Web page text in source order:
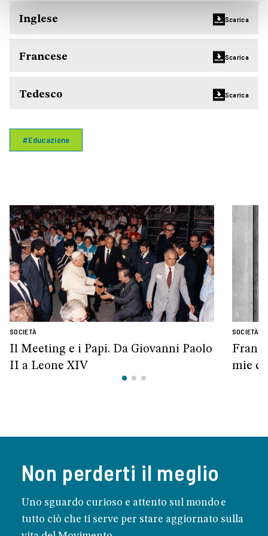
Inglese Scarica
Francese Scarica
Tedesco Scarica
#Educazione
SOCIETÀ
Il Meeting e i Papi. Da Giovanni Paolo
II a Leone XIV
SOCIETÀ
mie
Non perderti il meglio
Uno sguardo curioso e attento sul mondo e
tutto ciò che ti serve per stare aggiornato sulla